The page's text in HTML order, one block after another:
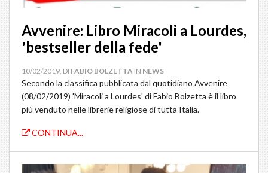
Avvenire: Libro Miracoli a Lourdes,
'bestseller della fede'
10/02/2019, DI FABIO BOLZETTA IN NEWS
Secondo la classifica pubblicata dal quotidiano Avvenire
(08/02/2019) 'Miracoli a Lourdes' di Fabio Bolzetta è il libro
più venduto nelle librerie religiose di tutta Italia.
CONTINUA...